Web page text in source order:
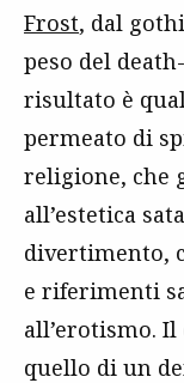
Frost, dal
peso del
risultato è
permeato di
religione, che
all’estetica
divertimento,
e riferimenti
all’erotismo.
quello di un